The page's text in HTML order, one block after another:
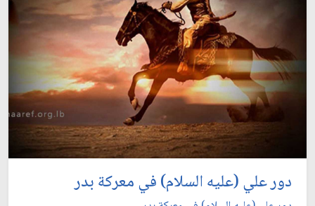
دور علي (عليه السلام) في معركة بدر